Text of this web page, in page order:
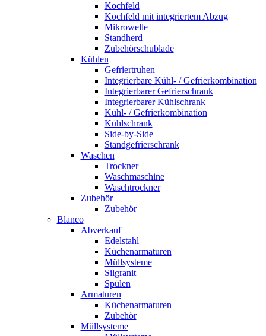
Kochfeld
Kochfeld mit integriertem Abzug
Mikrowelle
Standherd
Zubehörschublade
Kühlen
Gefriertruhen
Integrierbare Kühl- / Gefrierkombination
Integrierbarer Gefrierschrank
Integrierbarer Kühlschrank
Kühl- / Gefrierkombination
Kühlschrank
Side-by-Side
Standgefrierschrank
Waschen
Trockner
Waschmaschine
Waschtrockner
Zubehör
Zubehör
Blanco
Abverkauf
Edelstahl
Küchenarmaturen
Müllsysteme
Silgranit
Spülen
Armaturen
Küchenarmaturen
Zubehör
Müllsysteme